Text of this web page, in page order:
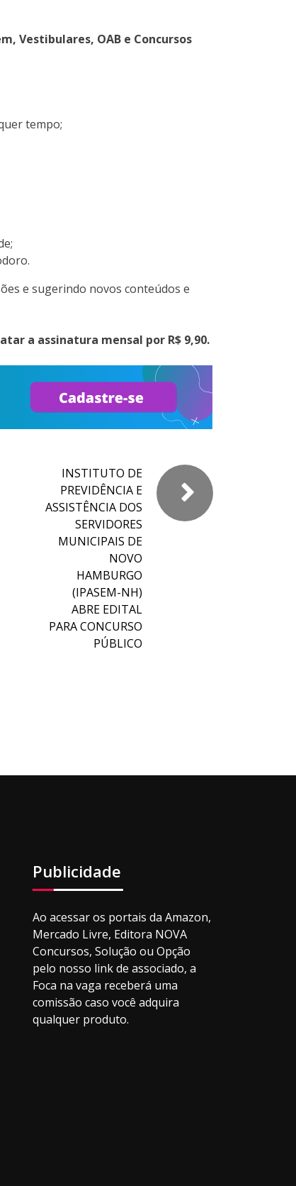
Vestibulares, OAB e Concursos
tempo;
e sugerindo novos conteúdos e
a assinatura mensal por R$ 9,90.
INSTITUTO DE
PREVIDÊNCIA E
ASSISTÊNCIA DOS
SERVIDORES
MUNICIPAIS DE
NOVO
HAMBURGO
(IPASEM-NH)
ABRE EDITAL
PARA CONCURSO
PÚBLICO
Publicidade
Ao acessar os portais da Amazon,
Mercado Livre, Editora NOVA
Concursos, Solução ou Opção
pelo nosso link de associado, a
Foca na vaga receberá uma
comissão caso você adquira
qualquer produto.